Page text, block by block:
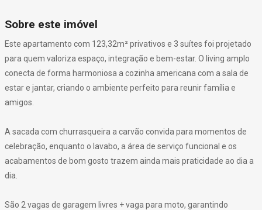
Sobre este imóvel
Este apartamento com 123,32m² privativos e 3 suítes foi projetado
para quem valoriza espaço, integração e bem-estar. O living amplo
conecta de forma harmoniosa a cozinha americana com a sala de
estar e jantar, criando o ambiente perfeito para reunir família e
amigos.
A sacada com churrasqueira a carvão convida para momentos de
celebração, enquanto o lavabo, a área de serviço funcional e os
acabamentos de bom gosto trazem ainda mais praticidade ao dia a
dia.
São 2 vagas de garagem livres + vaga para moto, garantindo